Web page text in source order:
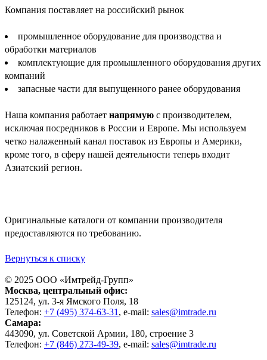
Компания поставляет на российский рынок
промышленное оборудование для производства и
обработки материалов
комплектующие для промышленного оборудования других
компаний
запасные части для выпущенного ранее оборудования
Наша компания работает напрямую с производителем,
исключая посредников в России и Европе. Мы используем
четко налаженный канал поставок из Европы и Америки,
кроме того, в сферу нашей деятельности теперь входит
Азиатский регион.
Оригинальные каталоги от компании производителя
предоставляются по требованию.
Вернуться к списку
© 2025 ООО «Имтрейд-Групп»
Москва, центральный офис:
125124, ул. 3-я Ямского Поля, 18
Телефон: +7 (495) 374-63-31 , e-mail: sales@imtrade.ru
Самара:
443090, ул. Советской Армии, 180, строение 3
Телефон: +7 (846) 273-49-39, e-mail: sales@imtrade.ru